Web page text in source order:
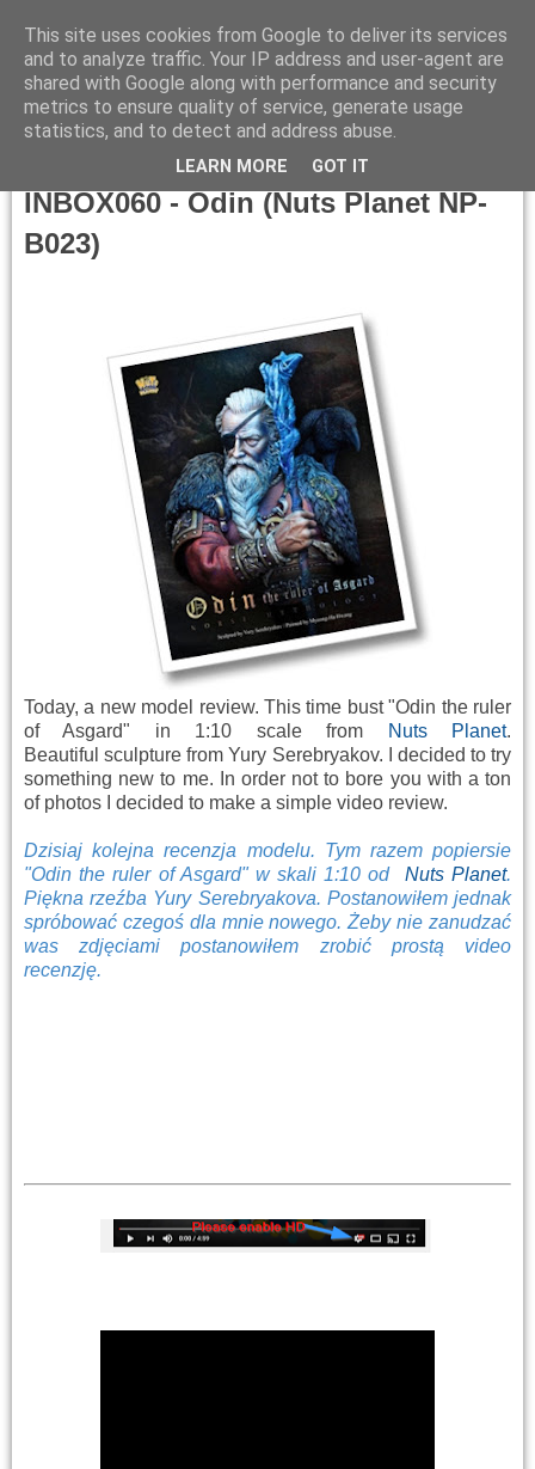
Saturday, August 13, 2016
INBOX060 - Odin (Nuts Planet NP-
B023)
Today, a new model review. This time bust "Odin the ruler
of Asgard" in 1:10 scale from
Nuts Planet.
Beautiful sculpture from Yury Serebryakov. I decided to try
something new to me. In order not to bore you with a ton
of photos I decided to make a simple video review.
Dzisiaj kolejna recenzja modelu. Tym razem popiersie
"Odin the ruler of Asgard" w skali 1:10 od Nuts Planet.
Piękna rzeźba Yury Serebryakova. Postanowiłem jednak
spróbować czegoś dla mnie nowego. Żeby nie zanudzać
was zdjęciami postanowiłem zrobić prostą video
recenzję.
This site uses cookies from Google to deliver its services
and to analyze traffic. Your IP address and user-agent are
shared with Google along with performance and security
metrics to ensure quality of service, generate usage
statistics, and to detect and address abuse.
LEARN MORE GOT IT